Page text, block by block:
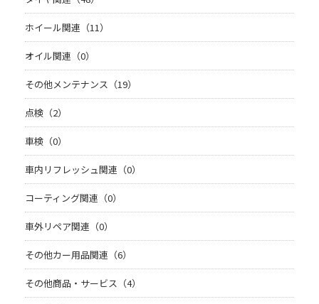
ホイール関連（11）
オイル関連（0）
その他メンテナンス（19）
点検（2）
車検（0）
車内リフレッシュ関連（0）
コーティング関連（0）
車外リペア関連（0）
その他カー用品関連（6）
その他商品・サービス（4）